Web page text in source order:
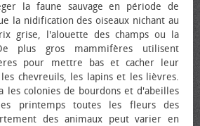
la faune sauvage en période de
la nidification des oiseaux nichant au
grise, l'alouette des champs ou la
plus gros mammifères utilisent
pour mettre bas et cacher leur
chevreuils, les lapins et les lièvres.
les colonies de bourdons et d'abeilles
printemps toutes les fleurs des
des animaux peut varier en